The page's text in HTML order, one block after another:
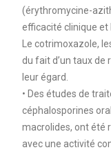
(érythromycine-
efficacité clinique et
Le cotrimoxazole,
du fait d’un taux
leur égard.
• Des études de
céphalosporines
macrolides, ont été
avec une activité